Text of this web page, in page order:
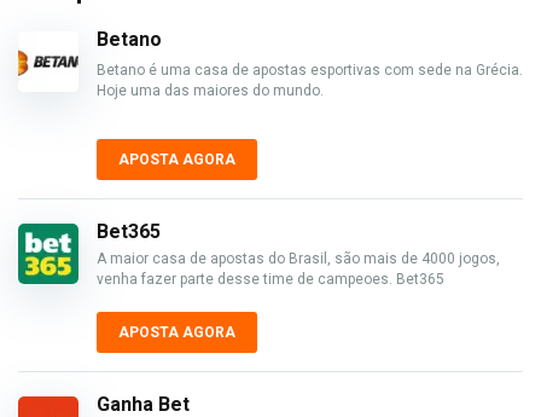
Betano
Betano é uma casa de apostas esportivas com sede na Grécia.
Hoje uma das maiores do mundo.
APOSTA AGORA
Bet365
A maior casa de apostas do Brasil, são mais de 4000 jogos,
venha fazer parte desse time de campeoes. Bet365
APOSTA AGORA
Ganha Bet